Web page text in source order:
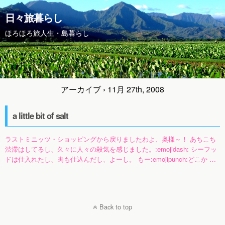
日々旅暮らし
ほろほろ旅人生・島暮らし
アーカイブ › 11月 27th, 2008
a little bit of salt
ラストミニッツ・ショッピングから戻りましたわよ、奥様～！ あちこち
渋滞はしてるし、久々に人々の殺気を感じました。:emojidash: シーフッ
ドは仕入れたし、肉も仕込んだし、よーし。 もー:emojipunch:どこか …
Back to top